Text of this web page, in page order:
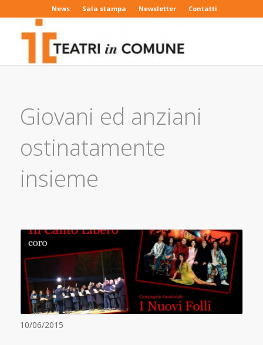
News Sala stampa Newsletter Contatti
Giovani ed anziani
ostinatamente
insieme
10/06/2015